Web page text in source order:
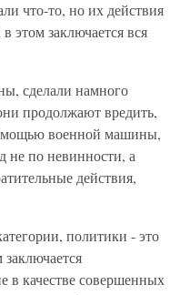
что-то, но их действия
заключается вся
сделали намного
продолжают вредить,
мощью военной машины,
не по невинности, а
действия,
политики - это
в качестве совершенных